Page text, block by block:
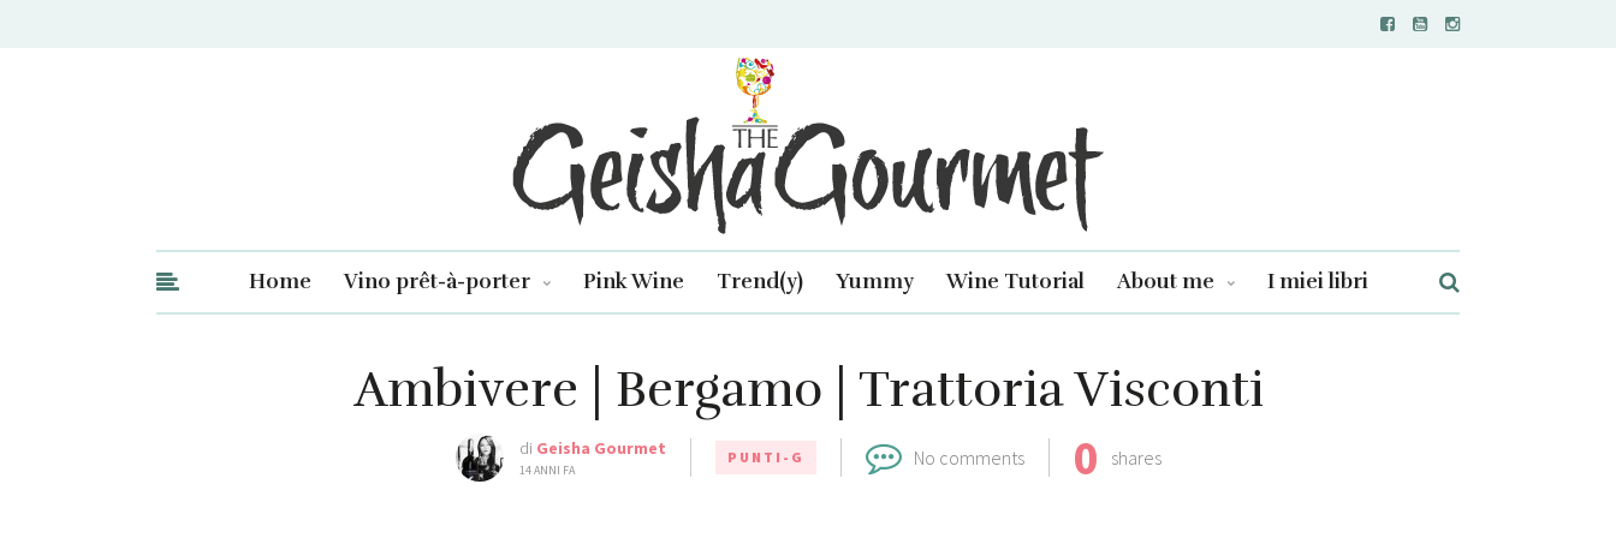
Home Vino prêt-à-porter Pink Wine Trend(y) Yummy Wine Tutorial About me I miei libri
Ambivere | Bergamo | Trattoria Visconti
di Geisha Gourmet
14 ANNI FA
PUNTI-G No comments 0 shares